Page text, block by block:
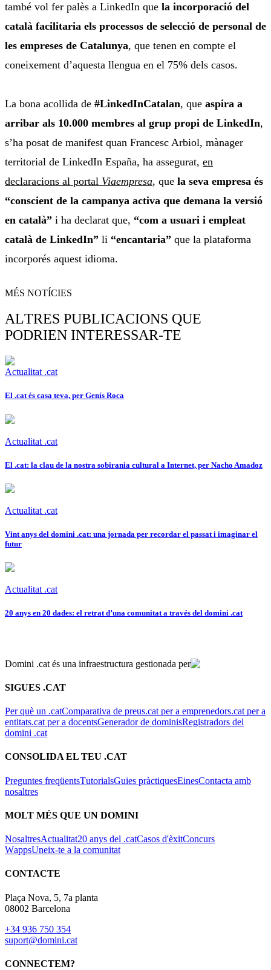
també vol fer palès a LinkedIn que la incorporació del
català facilitaria els processos de selecció de personal de
les empreses de Catalunya, que tenen en compte el
coneixement d’aquesta llengua en el 75% dels casos.
La bona acollida de #LinkedInCatalan, que aspira a
arribar als 10.000 membres al grup propi de LinkedIn,
s’ha posat de manifest quan Francesc Arbiol, mànager
territorial de LinkedIn España, ha assegurat, en
declaracions al portal Viaempresa, que la seva empresa és
“conscient de la campanya activa que demana la versió
en català” i ha declarat que, “com a usuari i empleat
català de LinkedIn” li “encantaria” que la plataforma
incorporés aquest idioma.
MÉS NOTÍCIES
ALTRES PUBLICACIONS QUE
PODRIEN INTERESSAR-TE
Actualitat .cat
El .cat és casa teva, per Genís Roca
Actualitat .cat
El .cat: la clau de la nostra sobirania cultural a Internet, per Nacho Amadoz
Actualitat .cat
Vint anys del domini .cat: una jornada per recordar el passat i imaginar el
futur
Actualitat .cat
20 anys en 20 dades: el retrat d’una comunitat a través del domini .cat
Domini .cat és una infraestructura gestionada per
SIGUES .CAT
Per què un .catComparativa de preus.cat per a emprenedors.cat per a
entitats.cat per a docentsGenerador de dominisRegistradors del
domini .cat
CONSOLIDA EL TEU .CAT
Preguntes freqüentsTutorialsGuies pràctiquesEinesContacta amb
nosaltres
MOLT MÉS QUE UN DOMINI
NosaltresActualitat20 anys del .catCasos d'èxitConcurs
WappsUneix-te a la comunitat
CONTACTE
Plaça Nova, 5, 7a planta
08002 Barcelona
+34 936 750 354
suport@domini.cat
CONNECTEM?